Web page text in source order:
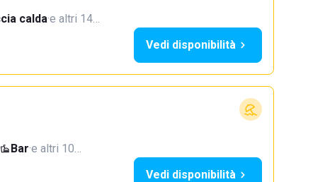
calda·e altri 14…
Vedi disponibilità
Bar·e altri 10…
Vedi disponibilità